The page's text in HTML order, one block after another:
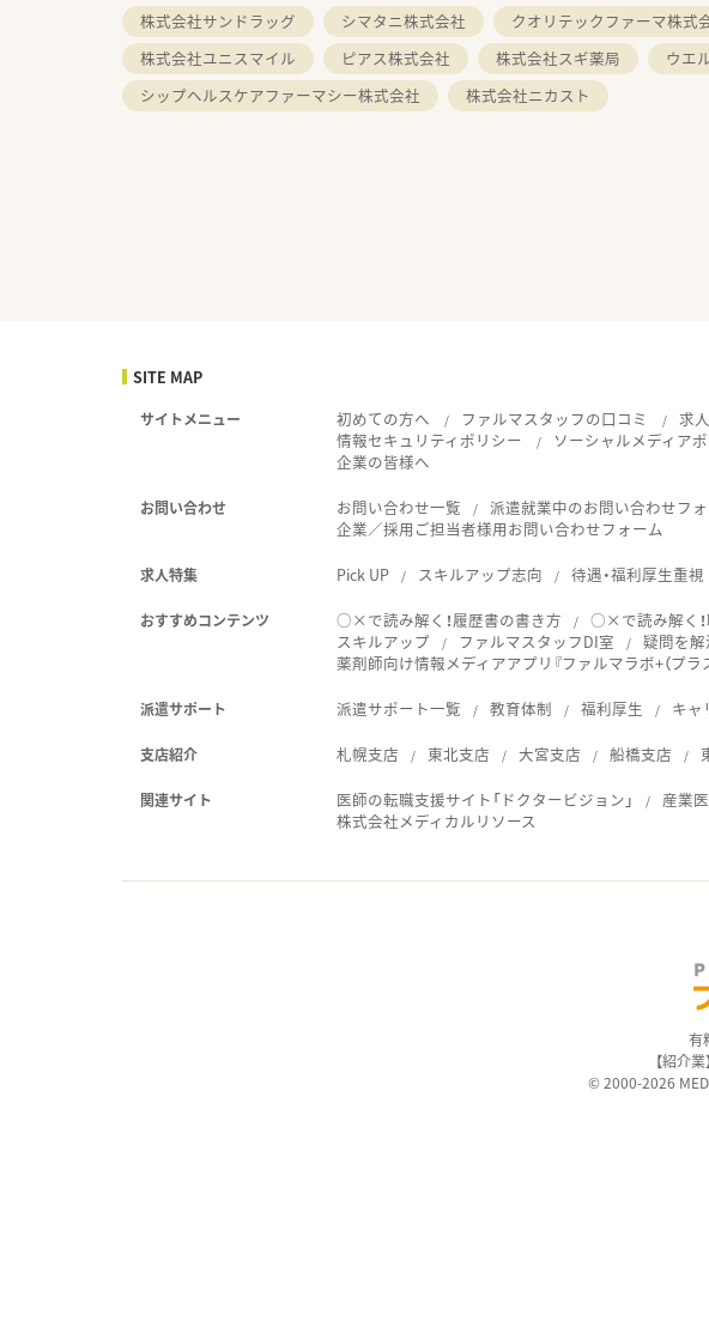
株式会社サンドラッグ
シマタニ株式会社 クオリテックファーマ株式
株式会社ユニスマイル
ピアス株式会社 株式会社スギ薬局 ウエ
シップヘルスケアファーマシー株式会社
株式会社ニカスト
SITE MAP
サイトメニュー 初めての方へ ファルマスタッフの口コミ 求
情報セキュリティポリシー
ソーシャルメディア
企業の皆様へ
お問い合わせ お問い合わせ一覧 派遣就業中のお問い合わせフ
企業／採用ご担当者様用お問い合わせフォーム
求人特集 Pick UP スキルアップ志向 待遇・福利厚生重視
おすすめコンテンツ ○×で読み解く！履歴書の書き方 ○×で読み解く
スキルアップ
ファルマスタッフDI室 疑問を解
薬剤師向け情報メディアアプリ『ファルマラボ+（プラス
派遣サポート 派遣サポート一覧 教育体制 福利厚生 キャ
支店紹介 札幌支店 東北支店 大宮支店 船橋支店
関連サイト 医師の転職支援サイト「ドクタービジョン」 産業
株式会社メディカルリソース
有
【紹介
© 2000-2026